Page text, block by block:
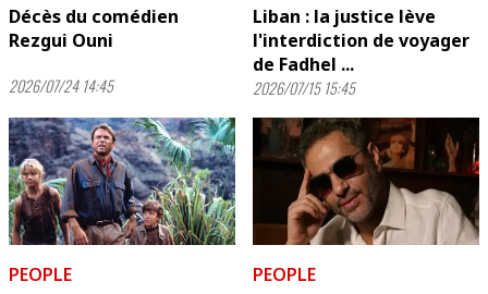
Décès du comédien
Rezgui Ouni
2026/07/24 14:45
Liban : la justice lève
l'interdiction de voyager
de Fadhel ...
2026/07/15 15:45
PEOPLE
PEOPLE